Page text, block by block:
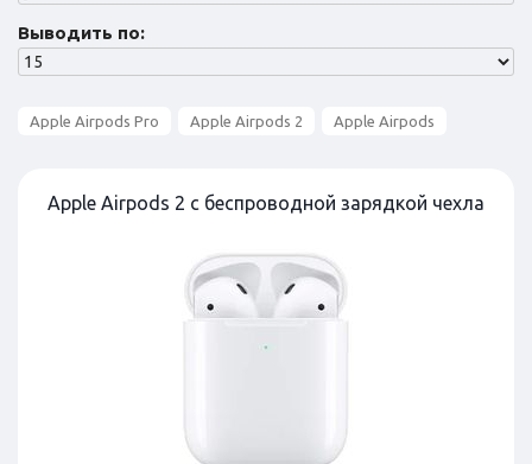
Выводить по:
Apple Airpods Pro Apple Airpods 2 Apple Airpods
Apple Airpods 2 с беспроводной зарядкой чехла